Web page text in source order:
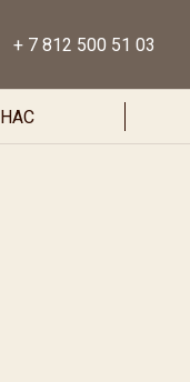
+ 7 812 500 51 03